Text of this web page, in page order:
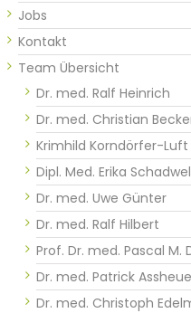
Jobs
Kontakt
Team Übersicht
Dr. med. Ralf Heinrich
Dr. med. Christian
Krimhild Korndörfer-Luft
Dipl. Med. Erika
Dr. med. Uwe Günter​​​​
Dr. med. Ralf Hilbert
Prof. Dr. med. Pascal M.
Dr. med. Patrick
Dr. med. Christoph